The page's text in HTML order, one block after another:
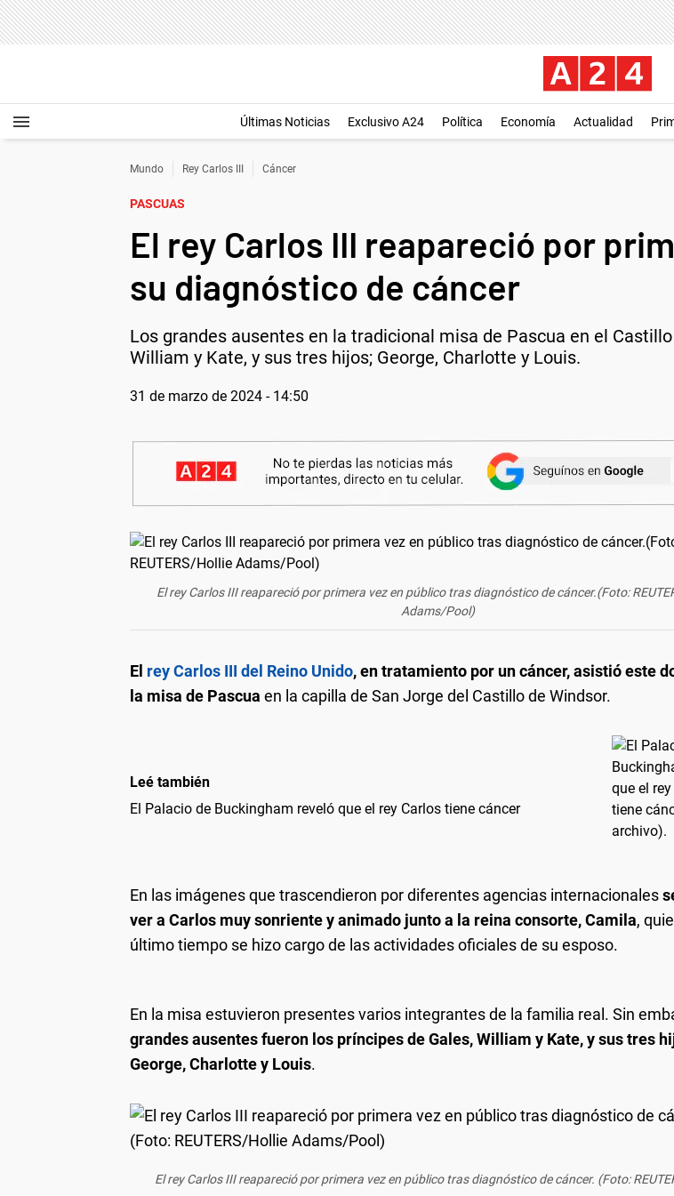
Últimas Noticias Exclusivo A24 Política Economía Actualidad
Mundo Rey Carlos III Cáncer
PASCUAS
El rey Carlos III reapareció por
su diagnóstico de cáncer
Los grandes ausentes en la tradicional misa de Pascua en el
William y Kate, y sus tres hijos; George, Charlotte y Louis.
31 de marzo de 2024 - 14:50
El rey Carlos III reapareció por primera vez en público tras diagnóstico de cáncer.(Foto:
Adams/Pool)
El rey Carlos III del Reino Unido, en tratamiento por un cáncer, asistió este
la misa de Pascua en la capilla de San Jorge del Castillo de Windsor.
Leé también
El Palacio de Buckingham reveló que el rey Carlos tiene cáncer
En las imágenes que trascendieron por diferentes agencias internacionales
ver a Carlos muy sonriente y animado junto a la reina consorte,Camila,
último tiempo se hizo cargo de las actividades oficiales de su esposo.
En la misa estuvieron presentes varios integrantes de la familia real. Sin
grandes ausentes fueron los príncipes de Gales, William y Kate, y sus tres
George, Charlotte y Louis.
El rey Carlos III reapareció por primera vez en público tras diagnóstico de cáncer. (Foto: